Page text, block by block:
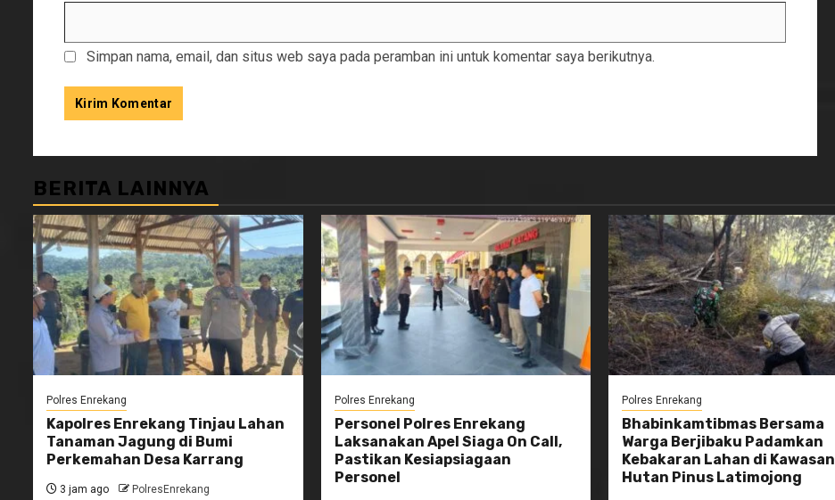
Simpan nama, email, dan situs web saya pada peramban ini untuk komentar saya berikutnya.
BERITA LAINNYA
Polres Enrekang
Kapolres Enrekang Tinjau Lahan
Tanaman Jagung di Bumi
Perkemahan Desa Karrang
3 jam ago PolresEnrekang
Polres Enrekang
Personel Polres Enrekang
Laksanakan Apel Siaga On Call,
Pastikan Kesiapsiagaan
Personel
Polres Enrekang
Bhabinkamtibmas Bersama
Warga Berjibaku Padamkan
Kebakaran Lahan di Kawasan
Hutan Pinus Latimojong